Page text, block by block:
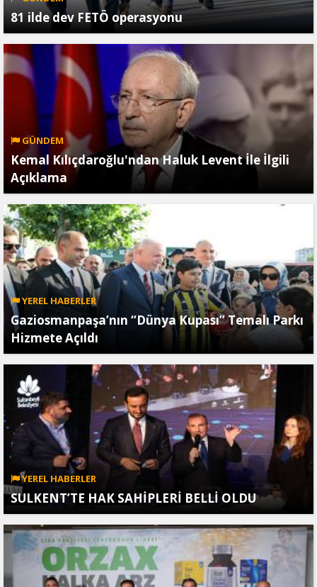
81 ilde dev FETÖ operasyonu
GÜNDEM
Kemal Kılıçdaroğlu'ndan Haluk Levent İle İlgili
Açıklama
YEREL HABERLER
Gaziosmanpaşa’nın “Dünya Kupası” Temalı Parkı
Hizmete Açıldı
YEREL HABERLER
SULKENT’TE HAK SAHİPLERİ BELLİ OLDU